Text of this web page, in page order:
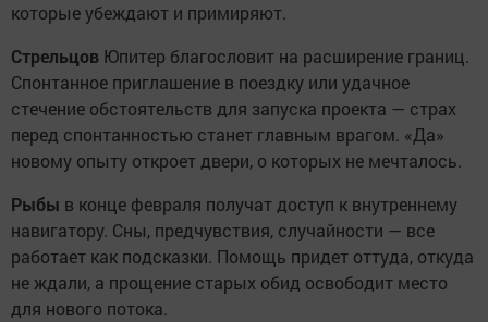
которые убеждают и примиряют.
Стрельцов Юпитер благословит на расширение границ.
Спонтанное приглашение в поездку или удачное
стечение обстоятельств для запуска проекта — страх
перед спонтанностью станет главным врагом. «Да»
новому опыту откроет двери, о которых не мечталось.
Рыбы в конце февраля получат доступ к внутреннему
навигатору. Сны, предчувствия, случайности — все
работает как подсказки. Помощь придет оттуда, откуда
не ждали, а прощение старых обид освободит место
для нового потока.